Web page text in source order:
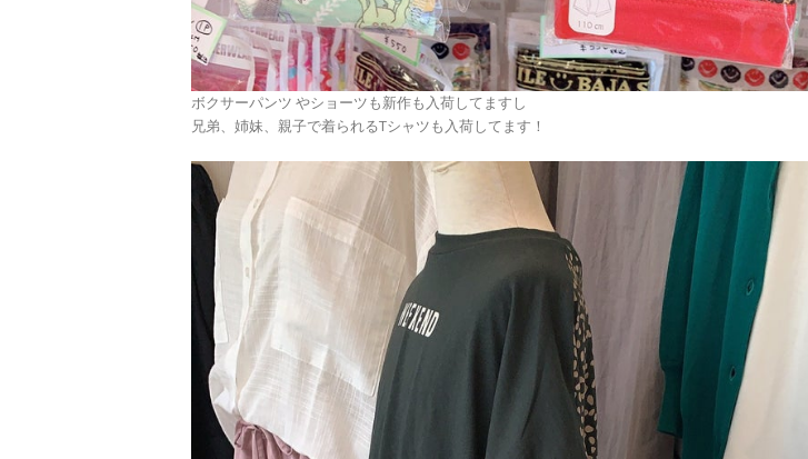
ボクサーパンツ やショーツも新作も入荷してますし
兄弟、姉妹、親子で着られるTシャツも入荷してます！